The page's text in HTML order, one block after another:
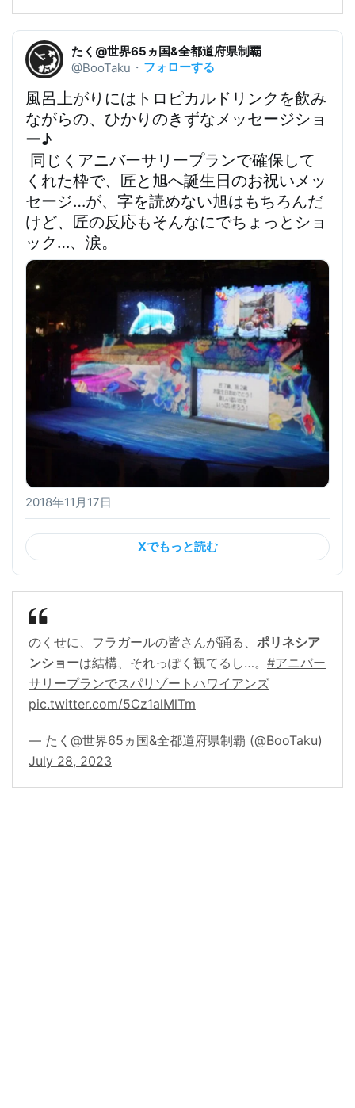
たく@世界65ヵ国&全都道府県制覇
@BooTaku ・ フォローする
風呂上がりにはトロピカルドリンクを飲み
ながらの、 ひかりのきずなメッセージショ
ー♪
同じくアニバーサリープランで確保して
くれた枠で、匠と旭へ誕生日のお祝いメッ
セージ…が、字を読めない旭はもちろんだ
けど、匠の反応もそんなにでちょっとショ
ック…、涙。
2018年11月17日
Xでもっと読む
のくせに、フラガールの皆さんが踊る、 ポリネシア
ンショーは結構、それっぽく観てるし…。 #アニバー
サリープランでスパリゾートハワイアンズ
pic.twitter.com/5Cz1alMlTm
— たく@世界65ヵ国&全都道府県制覇 (@BooTaku)
July 28, 2023